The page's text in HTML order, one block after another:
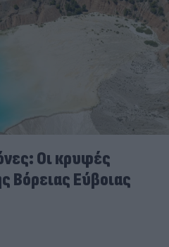
Οι κρυφές
Βόρειας Εύβοιας